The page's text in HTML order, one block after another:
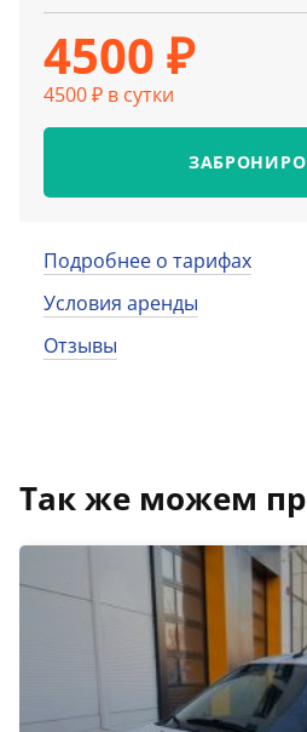
4500 ₽
4500 ₽ в сутки
Подробнее о тарифах
Условия аренды
Отзывы
Так же можем